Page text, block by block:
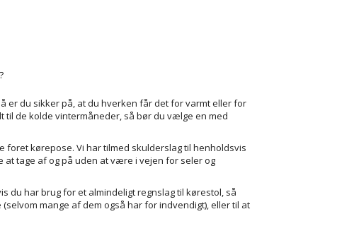
er du sikker på, at du hverken får det for varmt eller for
til de kolde vintermåneder, så bør du vælge en med
kørepose. Vi har tilmed skulderslag til henholdsvis
at tage af og på uden at være i vejen for seler og
du har brug for et almindeligt regnslag til kørestol, så
mange af dem også har for indvendigt), eller til at